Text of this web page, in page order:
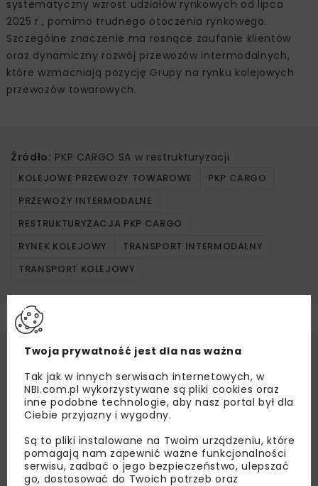
systematyczny wzrost udziałów rynkowych od lipca
2025 r., pomimo trudnego otoczenia rynkowego.
Szczególne znaczenie ma rosnące zaufanie klientów
oraz dynamiczny rozwój przewozów intermodalnych,
które wzmacniają pozycję Grupy na rynku kolejowych
przewozów towarowych.
Źródło: PKP CARGO SA w restrukturyzacji
KOLEJOWE PRZEWOZY TOWAROWE
PKP CARGO
PRZEWOZY INTERMODALNE
RESTRUKTURYZACJA PKP CARGO
RYNEK KOLEJOWY
TRANSPORT INTERMODALNY
TRANSPORT KOLEJOWY
Twoja prywatność jest dla nas ważna
Tak jak w innych serwisach internetowych, w
NBI.com.pl wykorzystywane są pliki cookies oraz
inne podobne technologie, aby nasz portal był dla
Ciebie przyjazny i wygodny.
Są to pliki instalowane na Twoim urządzeniu, które
pomagają nam zapewnić ważne funkcjonalności
serwisu, zadbać o jego bezpieczeństwo, ulepszać
go, dostosować do Twoich potrzeb oraz